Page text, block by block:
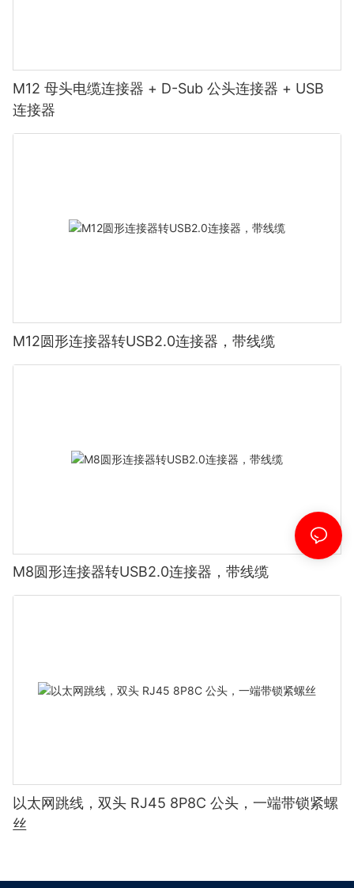
M12 母头电缆连接器 + D-Sub 公头连接器 + USB
连接器
M12圆形连接器转USB2.0连接器，带线缆
M8圆形连接器转USB2.0连接器，带线缆
以太网跳线，双头 RJ45 8P8C 公头，一端带锁紧螺
丝